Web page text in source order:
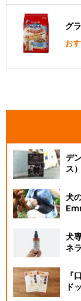
グ
お
デ
ス
犬
犬
ネ
『
ド